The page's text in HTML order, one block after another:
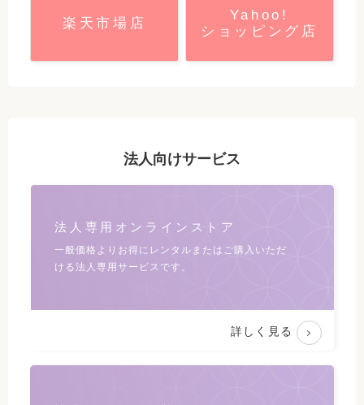
楽天市場店
Yahoo!
ショッピング店
法人向けサービス
法人専用オンラインストア
一般価格よりお得にレンタルまたは ご購入いただ
ける法人専用サービスです。
詳しく見る